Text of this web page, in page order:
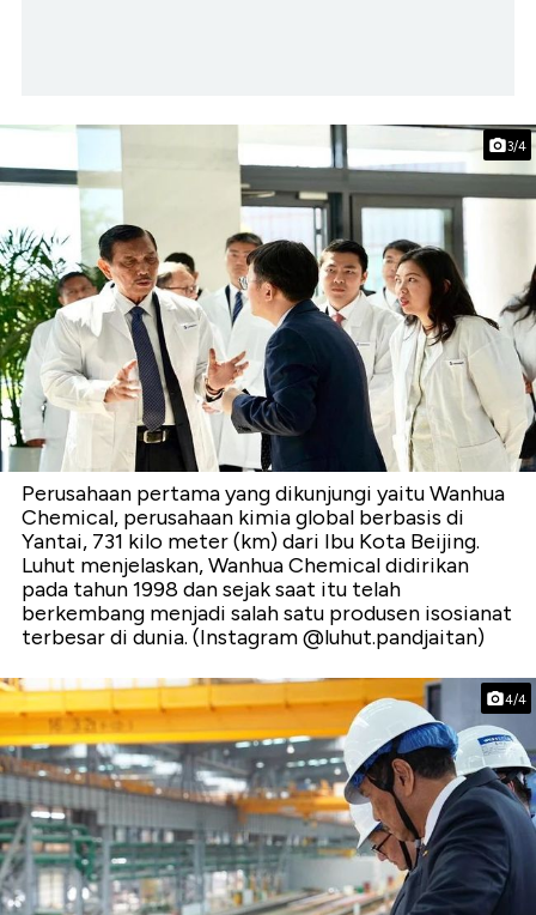
3/4
Perusahaan pertama yang dikunjungi yaitu Wanhua
Chemical, perusahaan kimia global berbasis di
Yantai, 731 kilo meter (km) dari Ibu Kota Beijing.
Luhut menjelaskan, Wanhua Chemical didirikan
pada tahun 1998 dan sejak saat itu telah
berkembang menjadi salah satu produsen isosianat
terbesar di dunia. (Instagram @luhut.pandjaitan)
4/4